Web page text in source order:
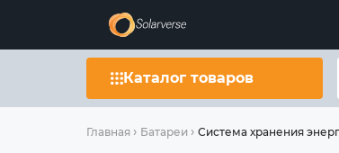
Каталог товаров
Главная Батареи Система хранения